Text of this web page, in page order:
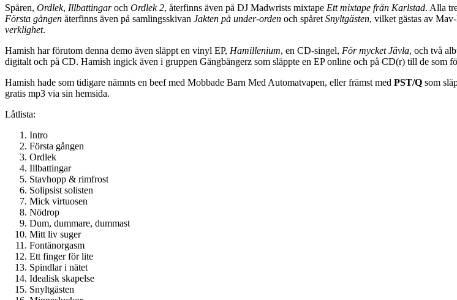
Spåren, Ordlek, Illbattingaroch Ordlek 2, återfinns även på DJ Madwrists mixtape Ett mixtape från Karlstad. Alla
Första gången återfinns även på samlingsskivan Jakten på under-orden och spåretSnyltgästen, vilket gästas av
verklighet.
Hamish har förutom denna demo även släppt en vinyl EP, Hamillenium, en CD-singel, För mycket Jävla, och två
digitalt och på CD. Hamish ingick även i gruppen Gängbängerz som släppte en EP online och på CD(r) till de som
Hamish hade som tidigare nämnts en beef med Mobbade Barn Med Automatvapen, eller främst med PST/Q som
gratis mp3 via sin hemsida.
Låtlista:
Intro
Första gången
Ordlek
Illbattingar
Stavhopp & rimfrost
Solipsist solisten
Mick virtuosen
Nödrop
Dum, dummare, dummast
Mitt liv suger
Fontänorgasm
Ett finger för lite
Spindlar i nätet
Idealisk skapelse
Snyltgästen